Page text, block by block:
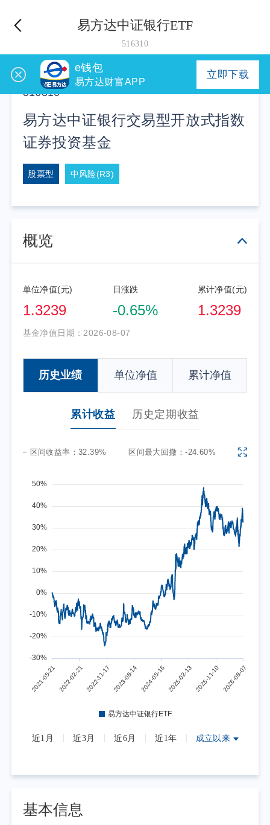
易方达中证银行ETF
516310
516310
易方达中证银行交易型开放式指数
证券投资基金
股票型 中风险(R3)
概览
单位净值(元)
1.3239
日涨跌
-0.65%
累计净值(元)
1.3239
基金净值日期： 2026-08-07
历史业绩 单位净值 累计净值
累计收益 历史定期收益
区间收益率： 32.39% 区间最大回撤：-24.60%
近1月 近3月 近6月 近1年 成立以来
基本信息
e钱包
易方达财富APP
立即下载